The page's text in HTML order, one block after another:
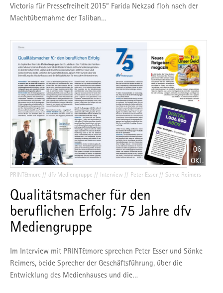
Victoria für Pressefreiheit 2015“ Farida Nekzad floh nach der
Machtübernahme der Taliban…
06
OKT.
PRINT&more dfv Mediengruppe Interview Peter Esser Sönke Reimers
Qualitätsmacher für den
beruflichen Erfolg: 75 Jahre dfv
Mediengruppe
Im Interview mit PRINT&more sprechen Peter Esser und Sönke
Reimers, beide Sprecher der Geschäftsführung, über die
Entwicklung des Medienhauses und die…